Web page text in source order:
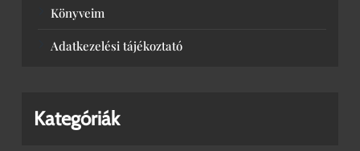
Könyveim
Adatkezelési tájékoztató
Kategóriák